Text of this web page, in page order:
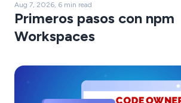
Aug 7, 2026, 6 min read
Primeros pasos con npm
Workspaces